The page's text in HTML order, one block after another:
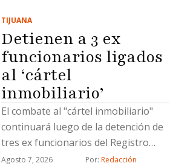
TIJUANA
Detienen a 3 ex
funcionarios ligados
al ‘cártel
inmobiliario’
El combate al "cártel inmobiliario"
continuará luego de la detención de
tres ex funcionarios del Registro
Público de la Propiedad en Tijuana,
Agosto 7, 2026 Por: Redacción